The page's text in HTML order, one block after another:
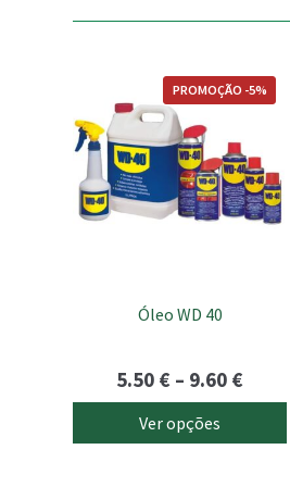
Óleo WD 40
PROMOÇÃO -5%
5.50 € – 9.60 €
range:
5.50 €
Ver opções
product
has
multiple
variants.
The
options